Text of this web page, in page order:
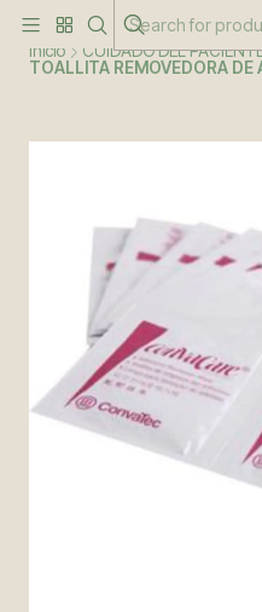
Inicio
CUIDADO DEL
TOALLITA REMOVEDORA